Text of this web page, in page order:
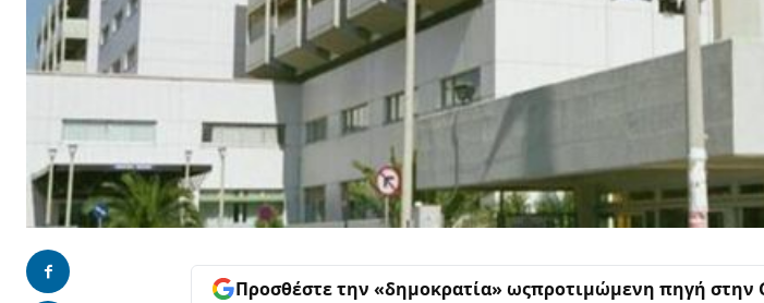
Προσθέστε την «δημοκρατία» ωςπροτιμώμενη πηγή στην